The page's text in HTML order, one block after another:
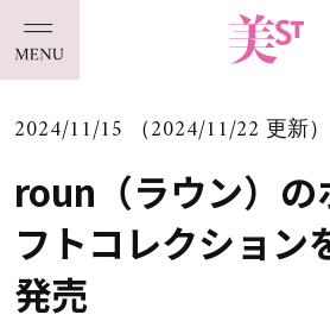
2024/11/15 （2024/11/22 更新）
roun（ラウン）の
フトコレクション
発売